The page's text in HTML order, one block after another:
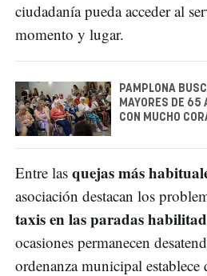
ciudadanía pueda acceder al
momento y lugar.
PAMPLONA
MAYORES DE 65
CON MUCHO
Entre las quejas más
asociación destacan los
taxis en las paradas
ocasiones permanecen
ordenanza municipal establece